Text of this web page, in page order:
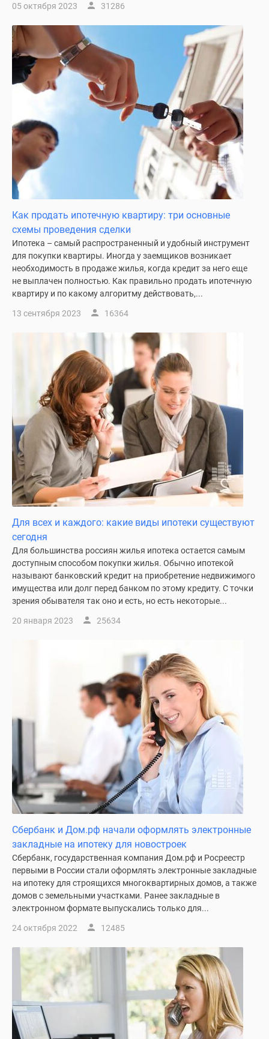
05 октября 2023 31286
Как продать ипотечную квартиру: три основные
схемы проведения сделки
Ипотека – самый распространенный и удобный инструмент
для покупки квартиры. Иногда у заемщиков возникает
необходимость в продаже жилья, когда кредит за него еще
не выплачен полностью. Как правильно продать ипотечную
квартиру и по какому алгоритму действовать,...
13 сентября 2023 16364
Для всех и каждого: какие виды ипотеки существуют
сегодня
Для большинства россиян жилья ипотека остается самым
доступным способом покупки жилья. Обычно ипотекой
называют банковский кредит на приобретение недвижимого
имущества или долг перед банком по этому кредиту. С точки
зрения обывателя так оно и есть, но есть некоторые...
20 января 2023 25634
Сбербанк и Дом.рф начали оформлять электронные
закладные на ипотеку для новостроек
Сбербанк, государственная компания Дом.рф и Росреестр
первыми в России стали оформлять электронные закладные
на ипотеку для строящихся многоквартирных домов, а также
домов с земельными участками. Ранее закладные в
электронном формате выпускались только для...
24 октября 2022 12485